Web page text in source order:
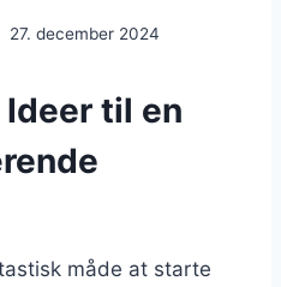
27. december 2024
til en
måde at starte